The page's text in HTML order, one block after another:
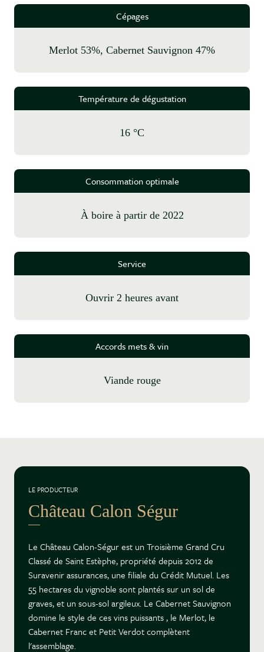
Cépages
Merlot 53%, Cabernet Sauvignon 47%
Température de dégustation
16 °C
Consommation optimale
à boire à partir de 2022
Service
Ouvrir 2 heures avant
Accords mets & vin
Viande rouge
LE PRODUCTEUR
Château Calon Ségur
Le Château Calon-Ségur est un Troisième Grand Cru
Classé de Saint Estèphe, propriété depuis 2012 de
Suravenir assurances, une filiale du Crédit Mutuel. Les
55 hectares du vignoble sont plantés sur un sol de
graves, et un sous-sol argileux. Le Cabernet Sauvignon
domine le style de ces vins puissants , le Merlot, le
Cabernet Franc et Petit Verdot complètent
l'assemblage.